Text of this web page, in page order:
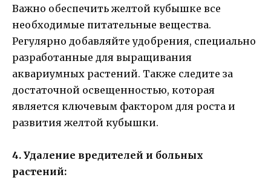
Важно обеспечить желтой кубышке все
необходимые питательные вещества.
Регулярно добавляйте удобрения, специально
разработанные для выращивания
аквариумных растений. Также следите за
достаточной освещенностью, которая
является ключевым фактором для роста и
развития желтой кубышки.
4. Удаление вредителей и больных
растений: